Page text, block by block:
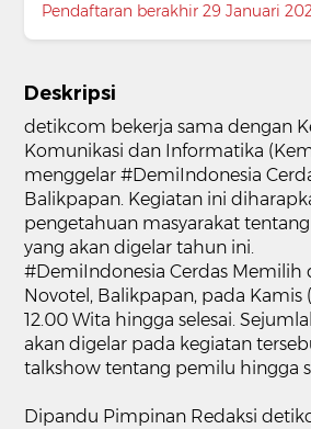
Pendaftaran berakhir 29 Januari
Deskripsi
detikcom bekerja sama dengan
Komunikasi dan Informatika
menggelar #DemiIndonesia
Balikpapan. Kegiatan ini
pengetahuan masyarakat
yang akan digelar tahun ini.
#DemiIndonesia Cerdas Memilih
Novotel, Balikpapan, pada Kamis
12.00 Wita hingga selesai.
akan digelar pada kegiatan
talkshow tentang pemilu hingga
Dipandu Pimpinan Redaksi